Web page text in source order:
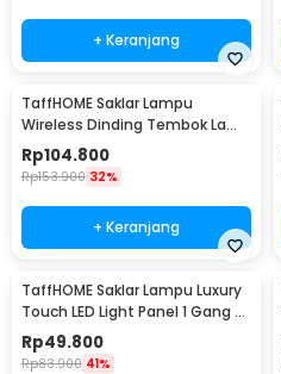
+ Keranjang
TaffHOME Saklar Lampu
Wireless Dinding Tembok Lamp
Switch RF 433MHz 3 Gang 3
Receiver - WHK01
Rp104.800
Rp153.900 32%
+ Keranjang
TaffHOME Saklar Lampu Luxury
Touch LED Light Panel 1 Gang -
AO-001
Rp49.800
Rp83.900 41%